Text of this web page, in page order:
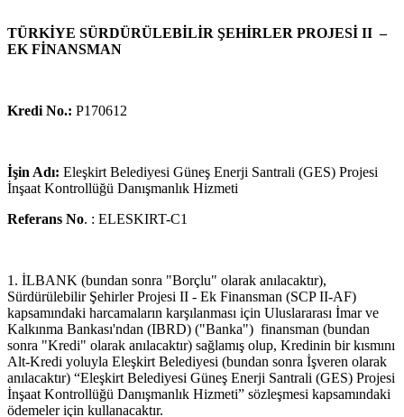
TÜRKİYE SÜRDÜRÜLEBİLİR ŞEHİRLER PROJESİ II –
EK FİNANSMAN
Kredi No.: P170612
İşin Adı: Eleşkirt Belediyesi Güneş Enerji Santrali (GES) Projesi
İnşaat Kontrollüğü Danışmanlık Hizmeti
Referans No. : ELESKIRT-C1
1. İLBANK (bundan sonra "Borçlu" olarak anılacaktır),
Sürdürülebilir Şehirler Projesi II - Ek Finansman (SCP II-AF)
kapsamındaki harcamaların karşılanması için Uluslararası İmar ve
Kalkınma Bankası'ndan (IBRD) ("Banka") finansman (bundan
sonra "Kredi" olarak anılacaktır) sağlamış olup, Kredinin bir kısmını
Alt-Kredi yoluyla Eleşkirt Belediyesi (bundan sonra İşveren olarak
anılacaktır) “Eleşkirt Belediyesi Güneş Enerji Santrali (GES) Projesi
İnşaat Kontrollüğü Danışmanlık Hizmeti” sözleşmesi kapsamındaki
ödemeler için kullanacaktır.